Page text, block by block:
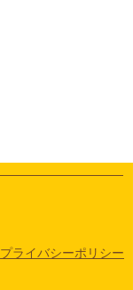
​プライバシーポリシー